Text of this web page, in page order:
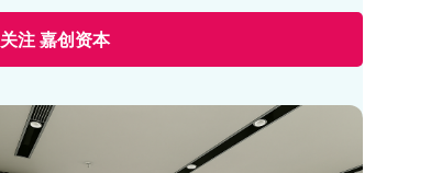
关注 嘉创资本